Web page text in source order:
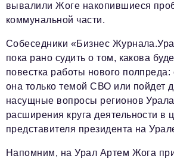
вывалили Жоге накопившиеся
коммунальной части.
Собеседники «Бизнес
пока рано судить о том, какова
повестка работы нового полпреда:
она только темой СВО или пойдет
насущные вопросы регионов
расширения круга деятельности в
представителя президента на
Напомним, на Урал Артем Жога